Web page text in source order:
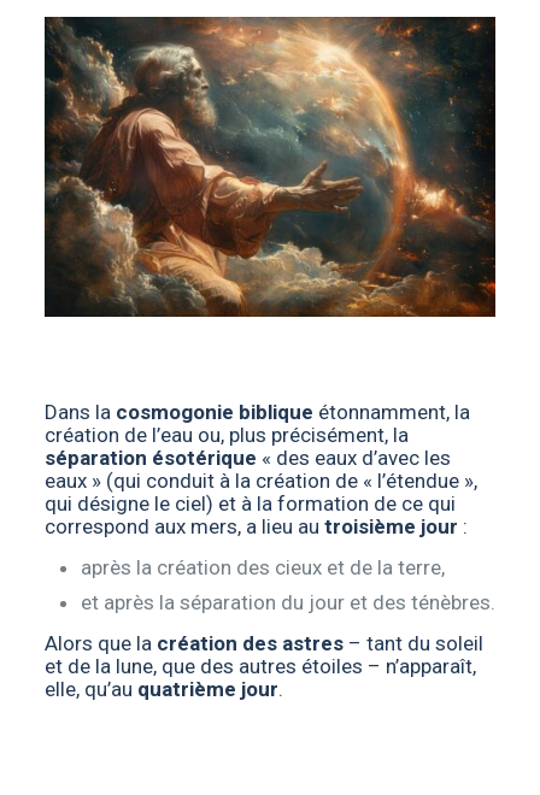
Dans la cosmogonie biblique étonnamment, la
création de l’eau ou, plus précisément, la
séparation ésotérique « des eaux d’avec les
eaux » (qui conduit à la création de « l’étendue »,
qui désigne le ciel) et à la formation de ce qui
correspond aux mers, a lieu au troisième jour :
après la création des cieux et de la terre,
et après la séparation du jour et des ténèbres.
Alors que la création des astres– tant du soleil
et de la lune, que des autres étoiles – n’apparaît,
elle, qu’au quatrième jour.